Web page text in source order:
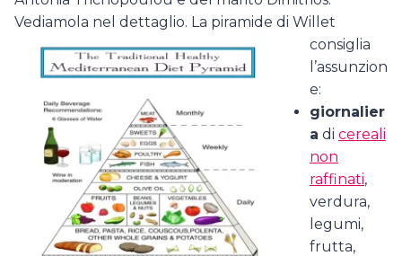
Vediamola nel dettaglio. La piramide di Willet
consiglia
l’assunzion
e:
giornalier
a di cereali
non
raffinati,
verdura,
legumi,
frutta,